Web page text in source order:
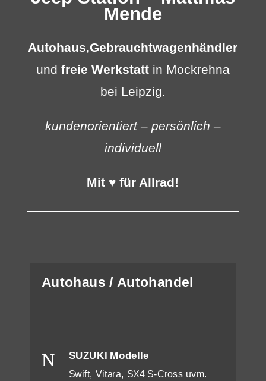
Mende
Autohaus,Gebrauchtwagenhändler
und freie Werkstattin Mockrehna
bei Leipzig.
kundenorientiert – persönlich –
individuell
Mit ♥ für Allrad!
Autohaus / Autohandel
N SUZUKI Modelle
Swift, Vitara, SX4 S-Cross uvm.